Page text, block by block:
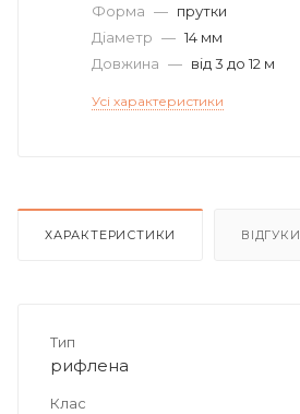
Форма — прутки
Діаметр — 14 мм
Довжина — від 3 до 12 м
Усі характеристики
ХАРАКТЕРИСТИКИ ВІДГУКИ
Тип
рифлена
Клас